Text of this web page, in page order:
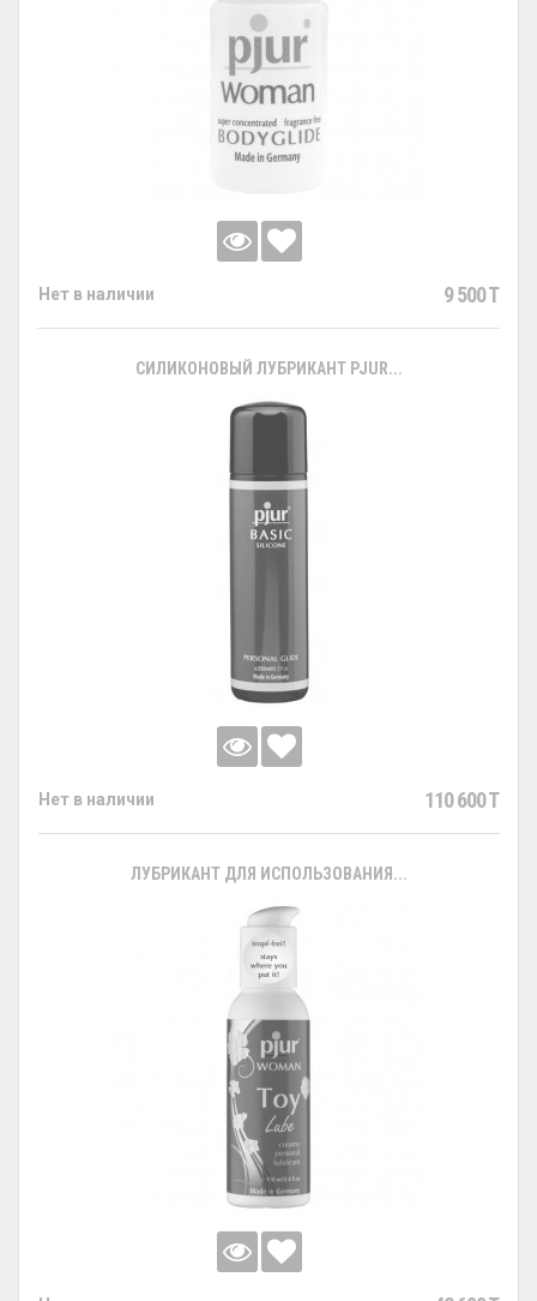
Нет в наличии 9 500 T
СИЛИКОНОВЫЙ ЛУБРИКАНТ PJUR...
Нет в наличии 110 600 T
ЛУБРИКАНТ ДЛЯ ИСПОЛЬЗОВАНИЯ...